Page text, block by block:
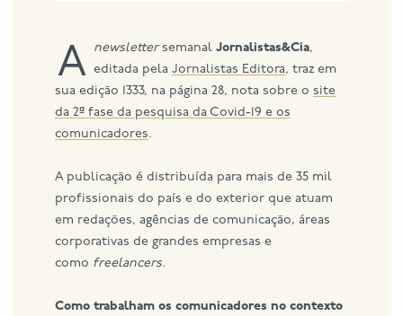
A newslettersemanalJornalistas&Cia,
editada pelaJornalistas Editora, traz em
sua edição 1333, na página 28, nota sobre osite
da 2ª fase da pesquisa da Covid-19 e os
comunicadores.
A publicação é distribuída para mais de 35 mil
profissionais do país e do exterior que atuam
em redações, agências de comunicação, áreas
corporativas de grandes empresas e
como freelancers.
Como trabalham os comunicadores no contexto